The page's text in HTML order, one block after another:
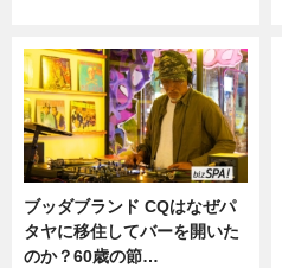
ブッダブランド CQはなぜパ
タヤに移住してバーを開いた
のか？60歳の節…